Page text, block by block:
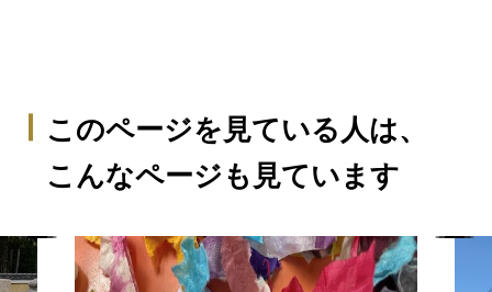
このページを見ている人は、
こんなページも見ています